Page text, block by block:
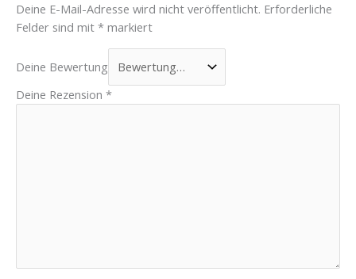
Deine E-Mail-Adresse wird nicht veröffentlicht. Erforderliche
Felder sind mit * markiert
Deine Bewertung
Deine Rezension *